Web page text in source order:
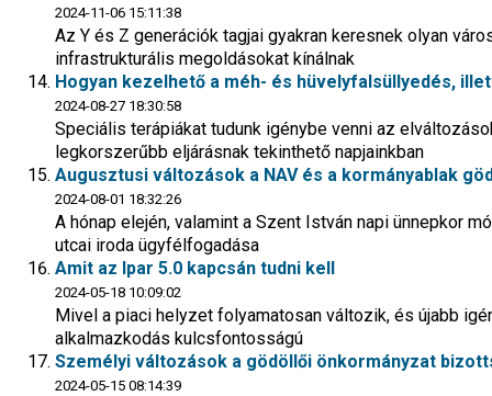
2024-11-06 15:11:38
Az Y és Z generációk tagjai gyakran keresnek olyan
infrastrukturális megoldásokat kínálnak
Hogyan kezelhető a méh- és hüvelyfalsüllyedés,
2024-08-27 18:30:58
Speciális terápiákat tudunk igénybe venni az
legkorszerűbb eljárásnak tekinthető napjainkban
Augusztusi változások a NAV és a kormányablak
2024-08-01 18:32:26
A hónap elején, valamint a Szent István napi ünnepkor
utcai iroda ügyfélfogadása
Amit az Ipar 5.0 kapcsán tudni kell
2024-05-18 10:09:02
Mivel a piaci helyzet folyamatosan változik, és újabb
alkalmazkodás kulcsfontosságú
Személyi változások a gödöllői önkormányzat
2024-05-15 08:14:39